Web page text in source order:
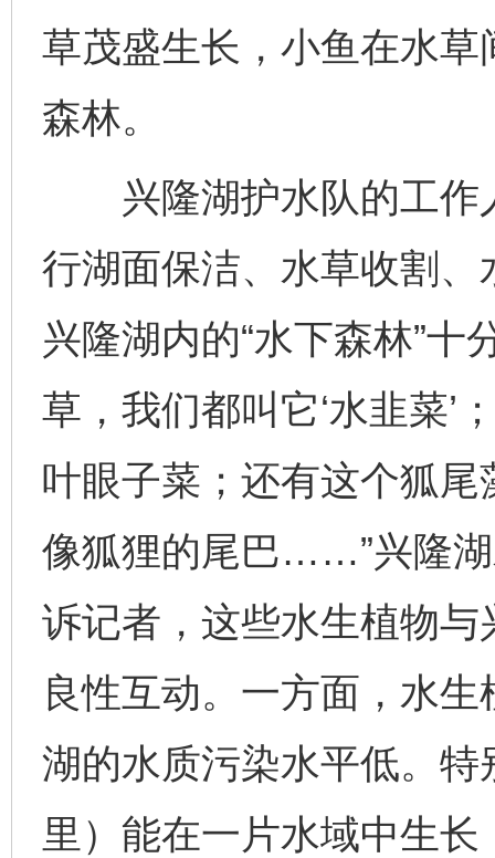
草茂盛生长，小鱼在水
森林。
兴隆湖护水队的工作
行湖面保洁、水草收割
兴隆湖内的“水下森林”十
草，我们都叫它‘水韭菜’
叶眼子菜；还有这个狐
像狐狸的尾巴……”兴隆
诉记者，这些水生植物
良性互动。一方面，水
湖的水质污染水平低。
里）能在一片水域中生